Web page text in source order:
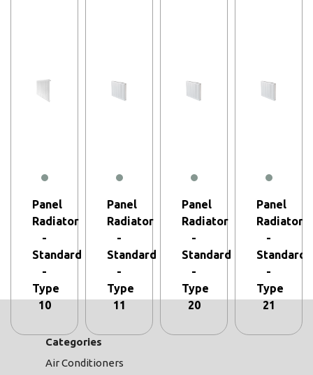
Panel
Radiator
-
Standard
-
Type
10
Panel
Radiator
-
Standard
-
Type
11
Panel
Radiator
-
Standard
-
Type
20
Panel
Radiator
-
Standard
-
Type
21
Categories
Air Conditioners